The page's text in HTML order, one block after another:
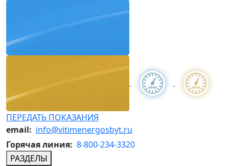
ПЕРЕДАТЬ ПОКАЗАНИЯ
email: info@vitimenergosbyt.ru
Горячая линия: 8-800-234-3320
РАЗДЕЛЫ